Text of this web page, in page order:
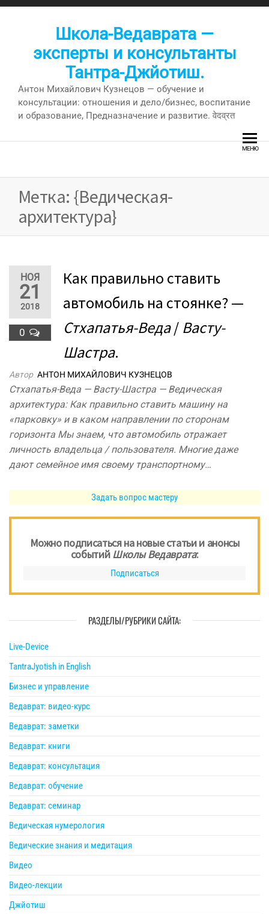
Перейти
Школа-Ведаврата —
эксперты и консультанты
Тантра-Джйотиш.
Антон Михайлович Кузнецов — обучение и
консультации: отношения и дело/бизнес, воспитание
и образование, Предназначение и развитие. वेदव्रत
МЕНЮ
Метка: {Ведическая-
архитектура}
НОЯ
21
2018
0
Как правильно ставить
автомобиль на стоянке? —
Стхапатья-Веда/ Васту-
Шастра.
Автор АНТОН МИХАЙЛОВИЧ КУЗНЕЦОВ
Стхапатья-Веда — Васту-Шастра — Ведическая
архитектура: Как правильно ставить машину на
«парковку» и в каком направлении по сторонам
горизонта Мы знаем, что автомобиль отражает
личность владельца / пользователя. Многие даже
дают семейное имя своему транспортному…
Задать вопрос мастеру
Можно подписаться на новые статьи и анонсы
событийШколы Ведаврата:
Подписаться
РАЗДЕЛЫ/РУБРИКИ САЙТА:
Live-Device
TantraJyotish in English
Бизнес и управление
Ведаврат: видео-курс
Ведаврат: заметки
Ведаврат: книги
Ведаврат: консультация
Ведаврат: обучение
Ведаврат: семинар
Ведическая нумерология
Ведические знания и медитация
Видео
Видео-лекции
Джйотиш